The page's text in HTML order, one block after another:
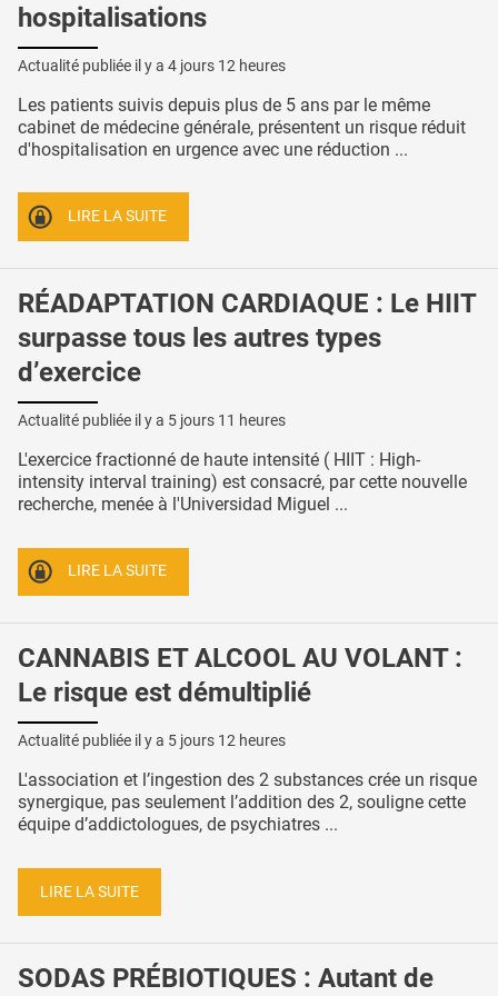
hospitalisations
Actualité publiée il y a 4 jours 12 heures
Les patients suivis depuis plus de 5 ans par le même
cabinet de médecine générale, présentent un risque réduit
d'hospitalisation en urgence avec une réduction ...
LIRE LA SUITE
RÉADAPTATION CARDIAQUE : Le HIIT
surpasse tous les autres types
d’exercice
Actualité publiée il y a 5 jours 11 heures
L'exercice fractionné de haute intensité ( HIIT : High-
intensity interval training) est consacré, par cette nouvelle
recherche, menée à l'Universidad Miguel ...
LIRE LA SUITE
CANNABIS ET ALCOOL AU VOLANT :
Le risque est démultiplié
Actualité publiée il y a 5 jours 12 heures
L'association et l’ingestion des 2 substances crée un risque
synergique, pas seulement l’addition des 2, souligne cette
équipe d’addictologues, de psychiatres ...
LIRE LA SUITE
SODAS PRÉBIOTIQUES : Autant de